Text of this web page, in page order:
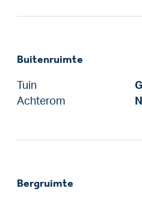
Buitenruimte
Tuin
Achterom
Bergruimte